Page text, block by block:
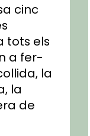
cinc
tots els
a fer-
la
la
de